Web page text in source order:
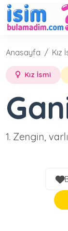
Anasayfa Kız
Kız İsmi
1. Zengin,